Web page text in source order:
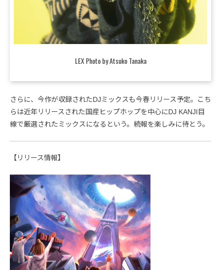
LEX Photo by Atsuko Tanaka
さらに、今作が収録されたDJミックスも今春リリース予定。こち
らは近年リリースされた国産ヒップホップを中心にDJ KANJI目
線で厳選されたミックスになるという。続報を楽しみに待とう。
【リリース情報】